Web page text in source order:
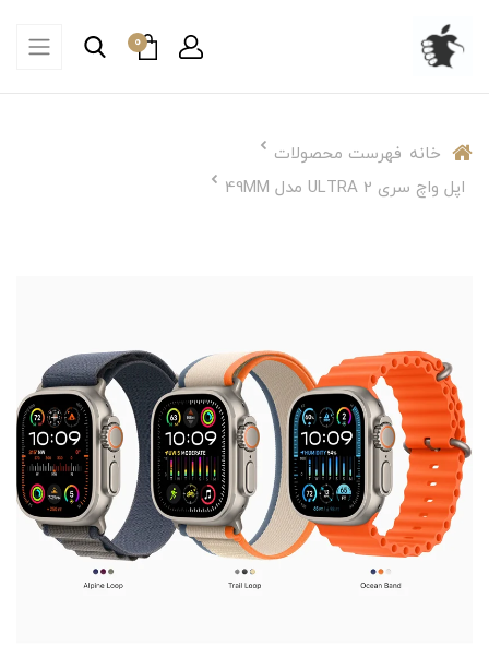
0
خانه فهرست محصولات
اپل واچ سری ULTRA 2 مدل 49MM